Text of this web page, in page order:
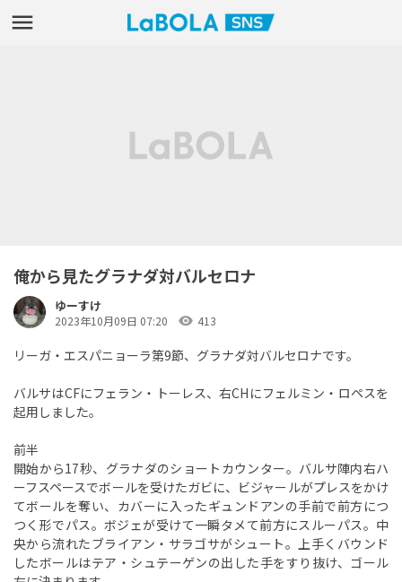
俺から見たグラナダ対バルセロナ
ゆーすけ
2023年10月09日 07:20 visibility 413
リーガ・エスパニョーラ第9節、グラナダ対バルセロナです。
バルサはCFにフェラン・トーレス、右CHにフェルミン・ロペスを
起用しました。
前半
開始から17秒、グラナダのショートカウンター。バルサ陣内右ハ
ーフスペースでボールを受けたガビに、ビジャールがプレスをかけ
てボールを奪い、カバーに入ったギュンドアンの手前で前方につ
つく形でパス。ボジェが受けて一瞬タメて前方にスルーパス。中
央から流れたブライアン・サラゴサがシュート。上手くバウンド
したボールはテア・シュテーゲンの出した手をすり抜け、ゴール